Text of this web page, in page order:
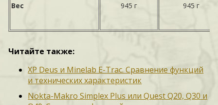
Вес 945 г 945 г
Читайте также:
XP Deus и Minelab E-Trac. Сравнение функций
и технических характеристик
Nokta-Makro Simplex Plus или Quest Q20, Q30 и